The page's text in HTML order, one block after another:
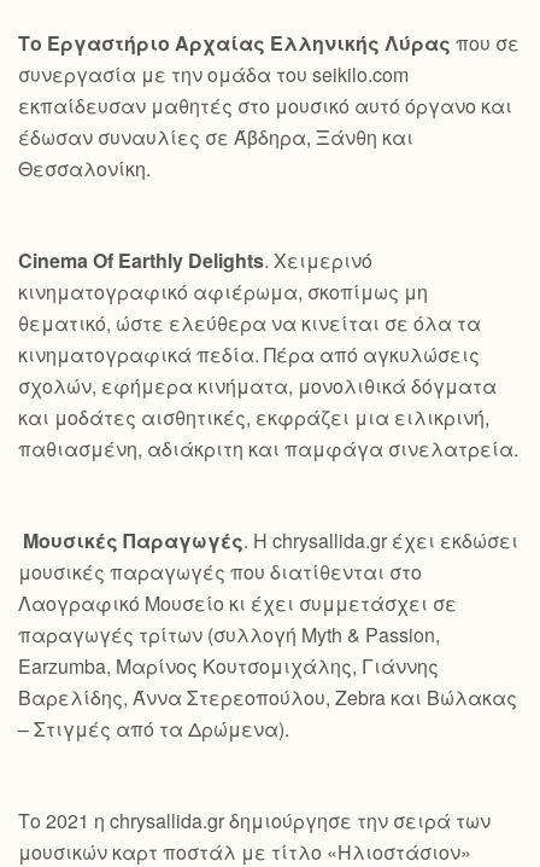
Το Εργαστήριο Αρχαίας Ελληνικής Λύρας που σε
συνεργασία με την ομάδα του seikilo.com
εκπαίδευσαν μαθητές στο μουσικό αυτό όργανο και
έδωσαν συναυλίες σε Άβδηρα, Ξάνθη και
Θεσσαλονίκη.
Cinema Of Earthly Delights. Χειμερινό
κινηματογραφικό αφιέρωμα, σκοπίμως μη
θεματικό, ώστε ελεύθερα να κινείται σε όλα τα
κινηματογραφικά πεδία. Πέρα από αγκυλώσεις
σχολών, εφήμερα κινήματα, μονολιθικά δόγματα
και μοδάτες αισθητικές, εκφράζει μια ειλικρινή,
παθιασμένη, αδιάκριτη και παμφάγα σινελατρεία.
Μουσικές Παραγωγές. Η chrysallida.gr έχει εκδώσει
μουσικές παραγωγές που διατίθενται στο
Λαογραφικό Μουσείο κι έχει συμμετάσχει σε
παραγωγές τρίτων (συλλογή Myth & Passion,
Earzumba, Μαρίνος Κουτσομιχάλης, Γιάννης
Βαρελίδης, Άννα Στερεοπούλου, Zebra και Βώλακας
– Στιγμές από τα Δρώμενα).
Το 2021 η chrysallida.gr δημιούργησε την σειρά των
μουσικών καρτ ποστάλ με τίτλο «Ηλιοστάσιον»